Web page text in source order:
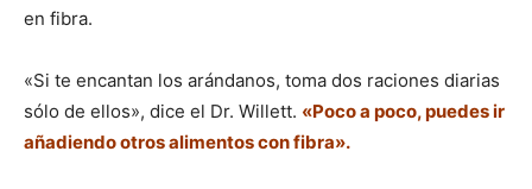
en fibra.
«Si te encantan los arándanos, toma dos raciones diarias
sólo de ellos», dice el Dr. Willett. «Poco a poco, puedes ir
añadiendo otros alimentos con fibra».